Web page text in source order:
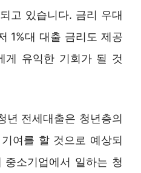
고 있습니다. 금리 우대
1%대 대출 금리도 제공
게 유익한 기회가 될 것
년 전세대출은 청년층의
여를 할 것으로 예상되
소기업에서 일하는 청